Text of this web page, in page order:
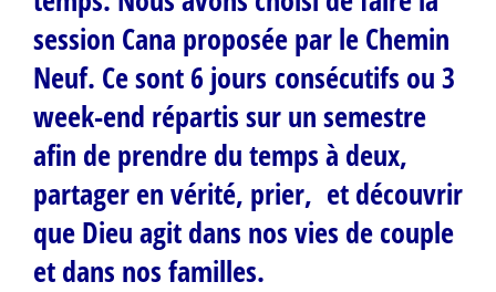
session Cana proposée par le Chemin
Neuf. Ce sont 6 jours consécutifs ou 3
week-end répartis sur un semestre
afin de prendre du temps à deux,
partager en vérité, prier, et découvrir
que Dieu agit dans nos vies de couple
et dans nos familles.